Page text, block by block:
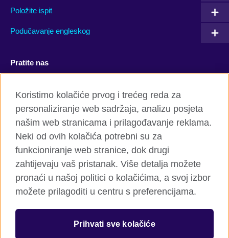
Položite ispit
Podučavanje engleskog
Pratite nas
Twitter Flickr
TikTok
British Council global
Privatnost i uslovi
Kolačići
Koristimo kolačiće prvog i trećeg reda za
personaliziranje web sadržaja, analizu posjeta
našim web stranicama i prilagođavanje reklama.
Neki od ovih kolačića potrebni su za
funkcioniranje web stranice, dok drugi
zahtijevaju vaš pristanak. Više detalja možete
pronaći u našoj politici o kolačićima, a svoj izbor
možete prilagoditi u centru s preferencijama.
Prihvati sve kolačiće